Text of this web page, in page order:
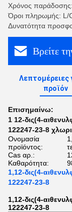
Χρόνος
Όροι πληρωμής: L/
Δυνατότητα
Βρείτε
Λεπτομέρειες
προϊόν
Επισημαίνω:
1 12-δις(4-
122247-23-8
Ονομασία
προϊόντος:
Cas αρ.:
Καθαρότητα:
1,12-δις(4-
122247-23-8
1,12-δις(4-
122247-23-8